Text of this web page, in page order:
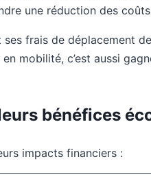
une réduction des
frais de
mobilité, c’est aussi
bénéfices
impacts financiers :